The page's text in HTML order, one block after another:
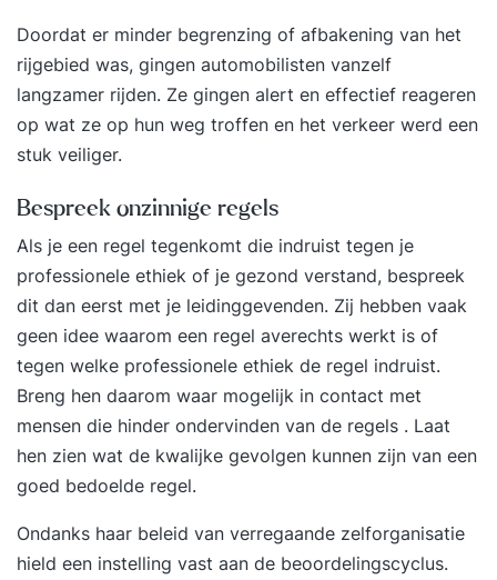
Doordat er minder begrenzing of afbakening van het
rijgebied was, gingen automobilisten vanzelf
langzamer rijden. Ze gingen alert en effectief reageren
op wat ze op hun weg troffen en het verkeer werd een
stuk veiliger.
Bespreek onzinnige regels
Als je een regel tegenkomt die indruist tegen je
professionele ethiek of je gezond verstand, bespreek
dit dan eerst met je leidinggevenden. Zij hebben vaak
geen idee waarom een regel averechts werkt is of
tegen welke professionele ethiek de regel indruist.
Breng hen daarom waar mogelijk in contact met
mensen die hinder ondervinden van de regels . Laat
hen zien wat de kwalijke gevolgen kunnen zijn van een
goed bedoelde regel.
Ondanks haar beleid van verregaande zelforganisatie
hield een instelling vast aan de beoordelingscyclus.